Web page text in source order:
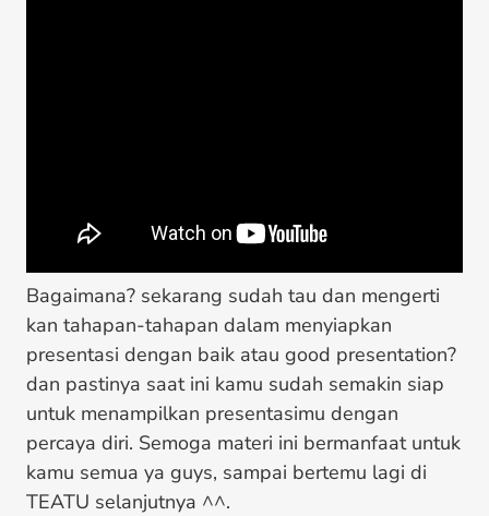
Bagaimana? sekarang sudah tau dan mengerti
kan tahapan-tahapan dalam menyiapkan
presentasi dengan baik atau good presentation?
dan pastinya saat ini kamu sudah semakin siap
untuk menampilkan presentasimu dengan
percaya diri. Semoga materi ini bermanfaat untuk
kamu semua ya guys, sampai bertemu lagi di
TEATU selanjutnya ^^.